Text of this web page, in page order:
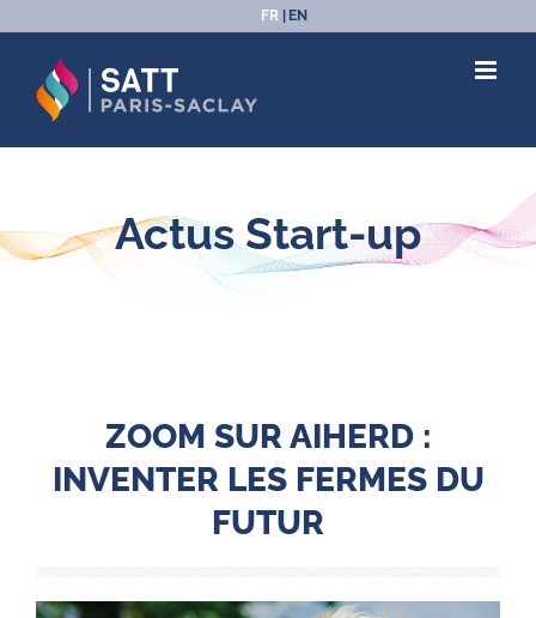
au
contenu
FR EN
Actus Start-up
ZOOM SUR AIHERD :
INVENTER LES FERMES DU
FUTUR